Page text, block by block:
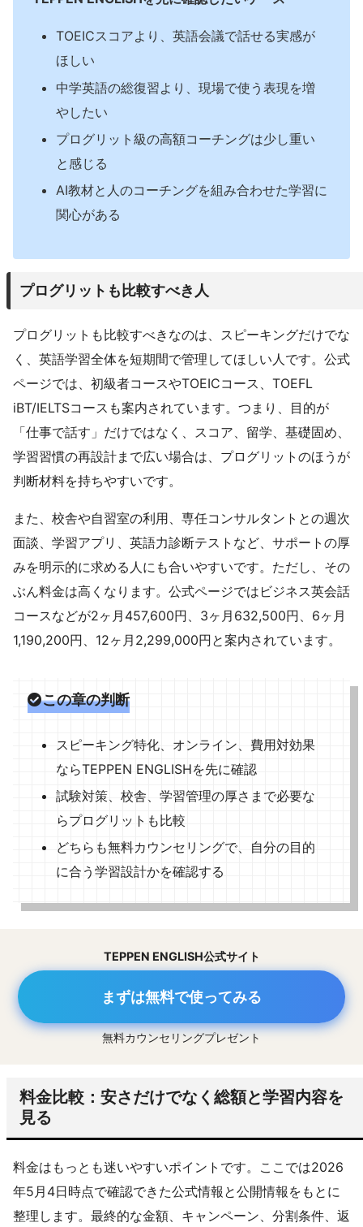
TOEICスコアより、英語会議で話せる実感が
ほしい
中学英語の総復習より、現場で使う表現を増
やしたい
プログリット級の高額コーチングは少し重い
と感じる
AI教材と人のコーチングを組み合わせた学習に
関心がある
プログリットも比較すべき人
プログリットも比較すべきなのは、スピーキングだけでな
く、英語学習全体を短期間で管理してほしい人です。公式
ページでは、初級者コースやTOEICコース、TOEFL
iBT/IELTSコースも案内されています。つまり、目的が
「仕事で話す」だけではなく、スコア、留学、基礎固め、
学習習慣の再設計まで広い場合は、プログリットのほうが
判断材料を持ちやすいです。
また、校舎や自習室の利用、専任コンサルタントとの週次
面談、学習アプリ、英語力診断テストなど、サポートの厚
みを明示的に求める人にも合いやすいです。ただし、その
ぶん料金は高くなります。公式ページではビジネス英会話
コースなどが2ヶ月457,600円、3ヶ月632,500円、6ヶ月
1,190,200円、12ヶ月2,299,000円と案内されています。
この章の判断
スピーキング特化、オンライン、費用対効果
ならTEPPEN ENGLISHを先に確認
試験対策、校舎、学習管理の厚さまで必要な
らプログリットも比較
どちらも無料カウンセリングで、自分の目的
に合う学習設計かを確認する
TEPPEN ENGLISH公式サイト
まずは無料で使ってみる
無料カウンセリングプレゼント
料金比較：安さだけでなく総額と学習内容を
見る
料金はもっとも迷いやすいポイントです。ここでは2026
年5月4日時点で確認できた公式情報と公開情報をもとに
整理します。最終的な金額、キャンペーン、分割条件、返